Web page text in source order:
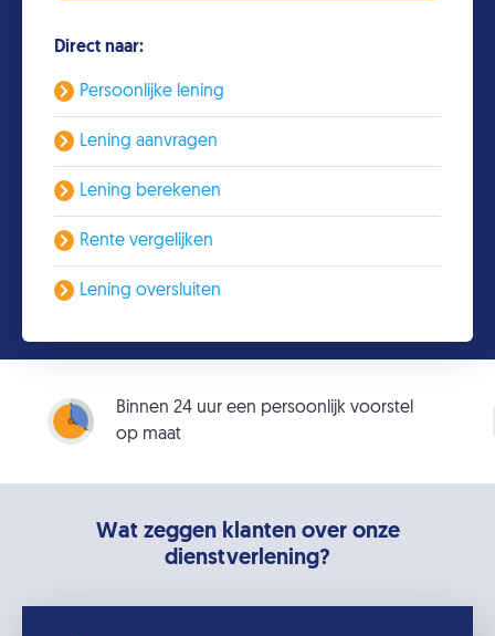
Direct naar:
Persoonlijke lening
Lening aanvragen
Lening berekenen
Rente vergelijken
Lening oversluiten
Binnen 24 uur een persoonlijk voorstel
op maat
Wat zeggen klanten over onze
dienstverlening?